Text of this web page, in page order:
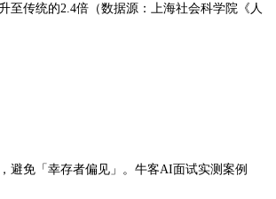
传统的2.4倍（数据源：上海社会科学院《人
避免「幸存者偏见」。牛客AI面试实测案例